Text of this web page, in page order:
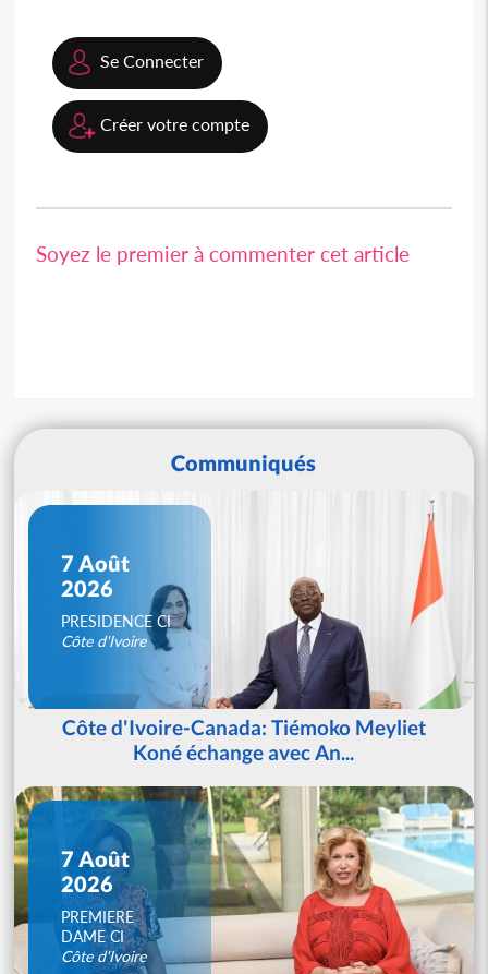
Se Connecter
Créer votre compte
Soyez le premier à commenter cet article
Communiqués
7 Août
2026
PRESIDENCE CI
Côte d'Ivoire
Côte d'Ivoire-Canada: Tiémoko Meyliet
Koné échange avec An...
7 Août
2026
PREMIERE
DAME CI
Côte d'Ivoire